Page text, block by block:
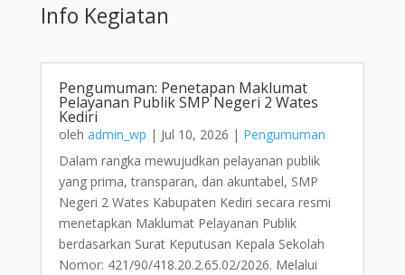
Info Kegiatan
Pengumuman: Penetapan Maklumat
Pelayanan Publik SMP Negeri 2 Wates
Kediri
oleh admin_wp | Jul 10, 2026 | Pengumuman
Dalam rangka mewujudkan pelayanan publik
yang prima, transparan, dan akuntabel, SMP
Negeri 2 Wates Kabupaten Kediri secara resmi
menetapkan Maklumat Pelayanan Publik
berdasarkan Surat Keputusan Kepala Sekolah
Nomor: 421/90/418.20.2.65.02/2026. Melalui